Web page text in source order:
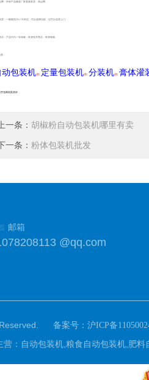
费：所有产品都是厂家直接发货，免运费。
货：一般物流为3-7天到达，可以选择自提，也可以送货上门。
后：产品均为一年保修，终身技术售后，终身维修。
：
动包装机[荐] 定量包装机[荐] 分装机[荐] 膏体灌
空包装机批发价
上一条： 胡椒粉自动包装机哪里有卖
一条： 粉体包装机批发
邮箱
@qq.com
备案号： 沪ICP备
：自动包装机,粮食自动包装机,肥